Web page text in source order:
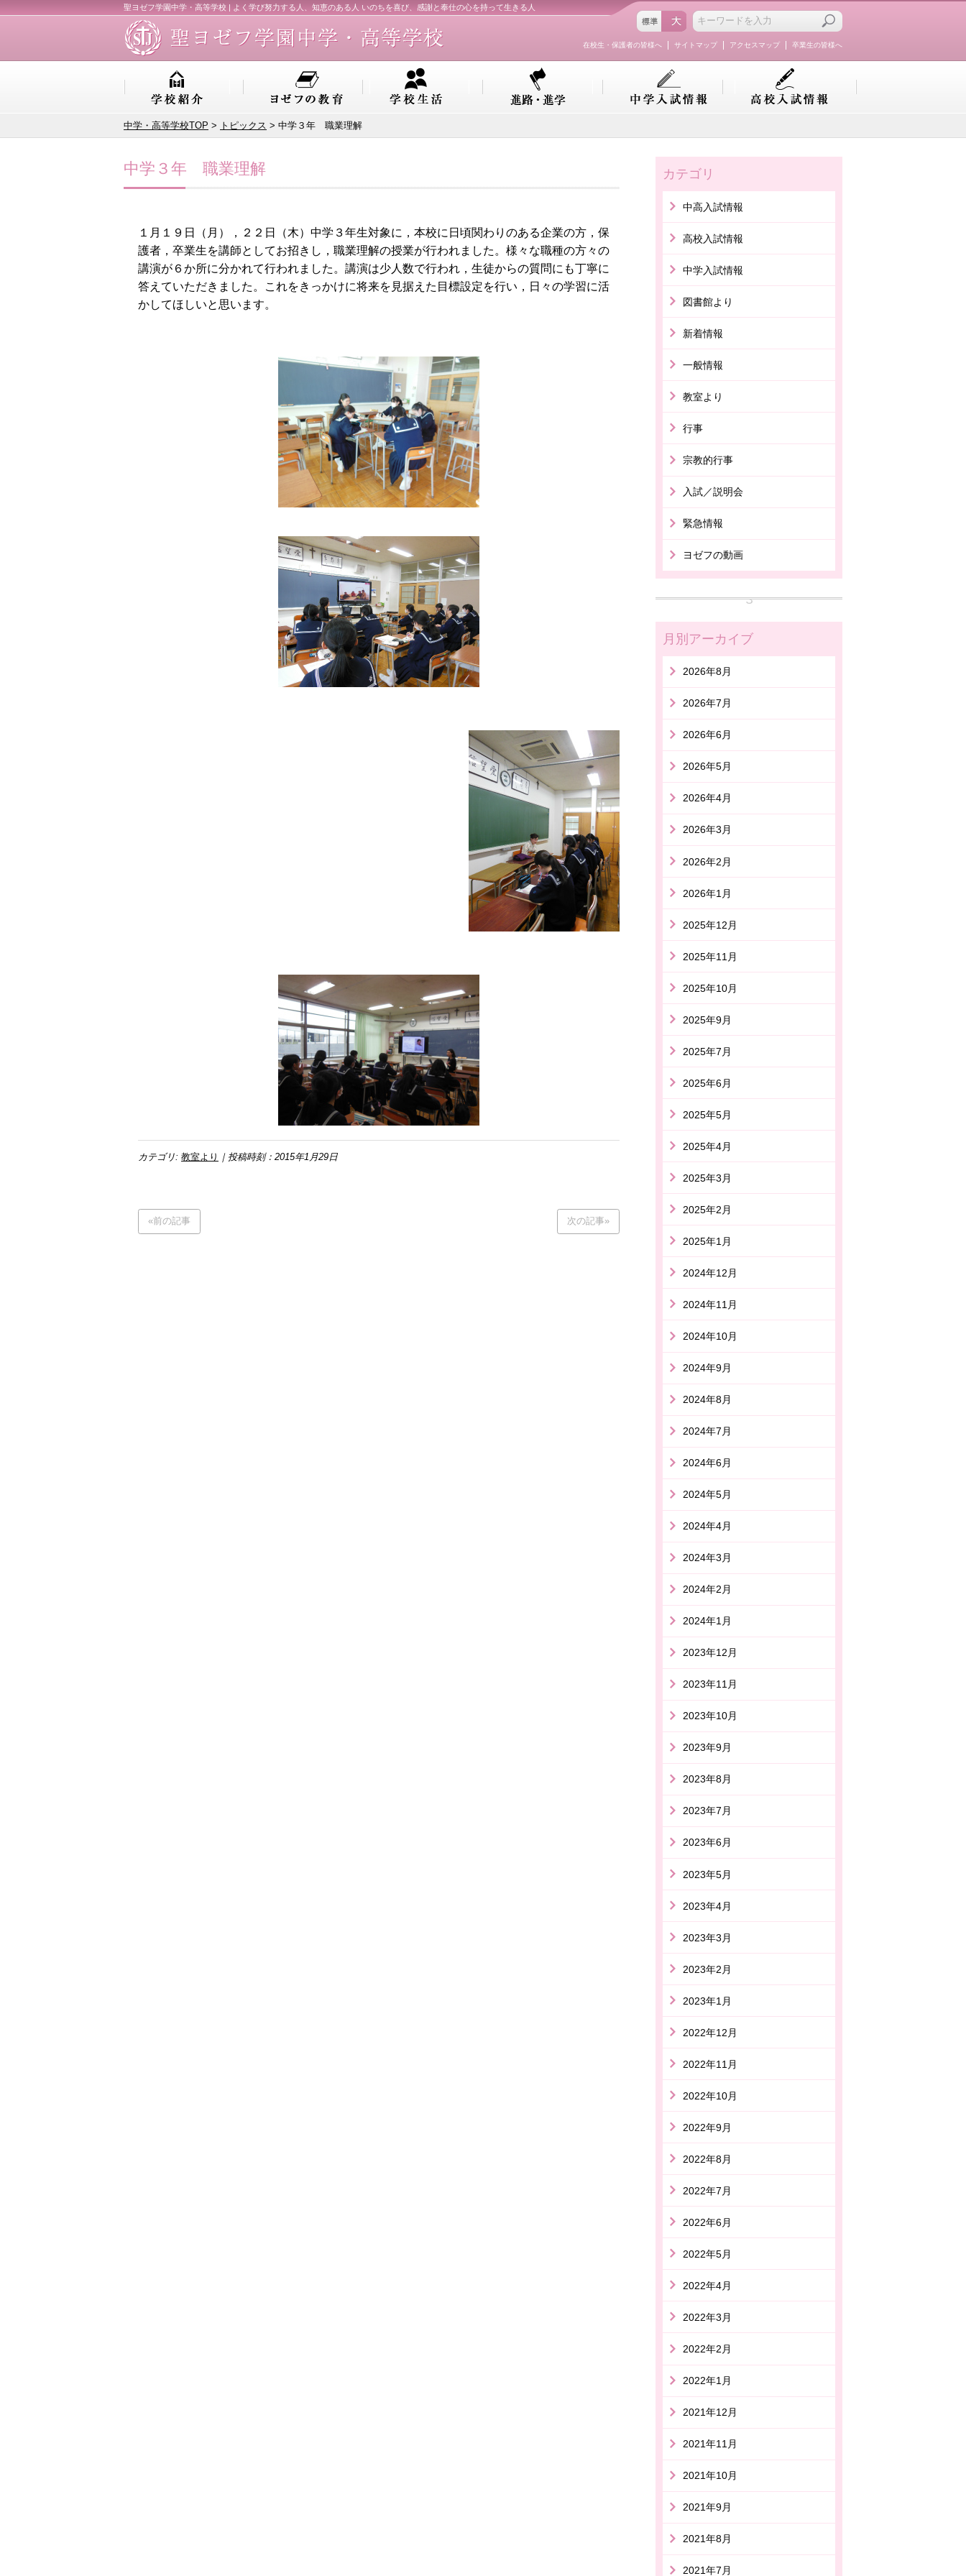
聖ヨゼフ学園中学・高等学校 | よく学び努力する人、知恵のある人 いのちを喜び、感謝と奉仕の心を持って生きる人
卒業生の皆様へ
アクセスマップ
サイトマップ
在校生・保護者の皆様へ
中学・高等学校TOP > トピックス > 中学３年 職業理解
中学３年 職業理解
１月１９日（月），２２日（木）中学３年生対象に，本校に日頃関わりのある企業の方，保
護者，卒業生を講師としてお招きし，職業理解の授業が行われました。様々な職種の方々の
講演が６か所に分かれて行われました。講演は少人数で行われ，生徒からの質問にも丁寧に
答えていただきました。これをきっかけに将来を見据えた目標設定を行い，日々の学習に活
かしてほしいと思います。
カテゴリ: 教室より ｜投稿時刻：2015年1月29日
«前の記事 次の記事»
カテゴリ
中高入試情報
高校入試情報
中学入試情報
図書館より
新着情報
一般情報
教室より
行事
宗教的行事
入試／説明会
緊急情報
ヨゼフの動画
月別アーカイブ
2026年8月
2026年7月
2026年6月
2026年5月
2026年4月
2026年3月
2026年2月
2026年1月
2025年12月
2025年11月
2025年10月
2025年9月
2025年7月
2025年6月
2025年5月
2025年4月
2025年3月
2025年2月
2025年1月
2024年12月
2024年11月
2024年10月
2024年9月
2024年8月
2024年7月
2024年6月
2024年5月
2024年4月
2024年3月
2024年2月
2024年1月
2023年12月
2023年11月
2023年10月
2023年9月
2023年8月
2023年7月
2023年6月
2023年5月
2023年4月
2023年3月
2023年2月
2023年1月
2022年12月
2022年11月
2022年10月
2022年9月
2022年8月
2022年7月
2022年6月
2022年5月
2022年4月
2022年3月
2022年2月
2022年1月
2021年12月
2021年11月
2021年10月
2021年9月
2021年8月
2021年7月